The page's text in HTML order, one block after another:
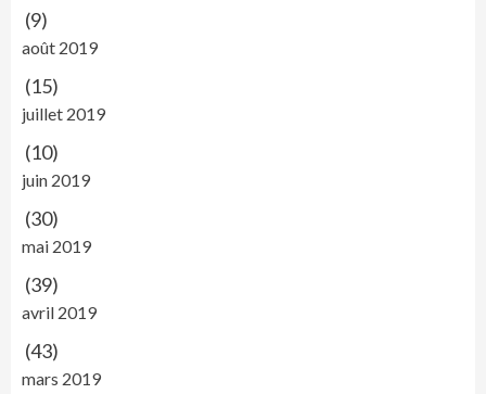
(9)
août 2019
(15)
juillet 2019
(10)
juin 2019
(30)
mai 2019
(39)
avril 2019
(43)
mars 2019